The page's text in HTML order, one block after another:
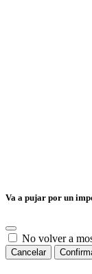
Va a pujar por un
No volver a
Cancelar